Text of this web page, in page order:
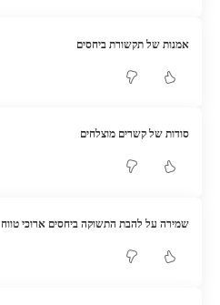
אמנות של תקשורת ביחסים
סודות של קשרים מוצלחים
שמירה על להבת התשוקה ביחסים ארוכי טווח